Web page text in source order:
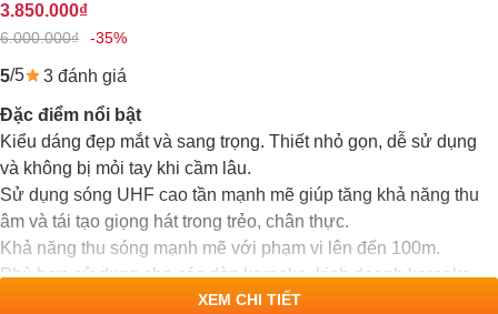
3.850.000₫
6.000.000₫ -35%
5/5 3 đánh giá
Đặc điểm nổi bật
Kiểu dáng đẹp mắt và sang trọng. Thiết nhỏ gọn, dễ sử dụng
và không bị mỏi tay khi cầm lâu.
Sử dụng sóng UHF cao tần mạnh mẽ giúp tăng khả năng thu
âm và tái tạo giọng hát trong trẻo, chân thực.
Khả năng thu sóng mạnh mẽ với phạm vi lên đến 100m.
Phù hợp sử dụng cho các dàn karaoke, kinh doanh karaoke,
hội nghị và sân khấu chuyên nghiệp.
XEM CHI TIẾT